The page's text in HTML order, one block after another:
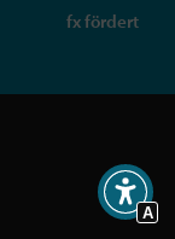
fx fördert
A